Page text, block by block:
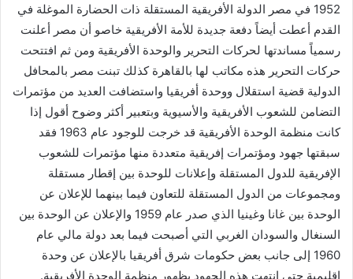
1952 في مصر الدولة الأفريقية المستقلة ذات الحضارة الموغلة في
القدم أعطت أيضاً دفعة جديدة للأمة الأفريقية خاصو أن مصر أعلنت
رسمياً مساندتها لحركات التحرير والوحدة الأفريقية ومن ثم افتتحت
حركات التحرير هذه مكاتب لها بالقاهرة كذلك تبنت مصر بالمحافل
الدولية قضية استقلال ووحدة أفريقيا واستضافت العديد من مؤتمرات
التضامن للشعوب الأفريقية والأسيوية وبتعبير أكثر وضوح أقول إذا
كانت منظمة الوحدة الأفريقية قد خرجت للوجود عام 1963 فقد
سبقتها جهود ومؤتمرات إفريقية متعددة منها مؤتمرات للشعوب
الإفريقية للدول المستقلة وإعلانات للوحدة بين إقطار مستقلة
ومجموعات من الدول المستقلة للتعاون فيما بينهما للإعلان عن
الوحدة بين غانا وغينيا الذي صدر عام 1959 والإعلان عن الوحدة بين
السنغال والسودان الغربي التي أصبحت فيما بعد دولة مالي عام
1960 إلى جانب بعض حكومات شرق أفريقيا بالإعلان عن وحدة
إقليمية حتى انتهت هذه الجهود بظهور منظمة الوحدة الأفريقية.